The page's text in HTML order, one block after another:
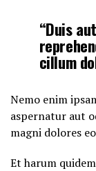
“Duis
cillum
Nemo enim
aspernatur aut
magni dolores
Et harum